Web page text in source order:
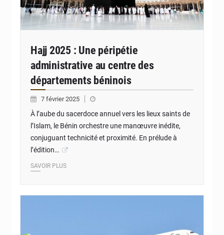
Hajj 2025 : Une péripétie
administrative au centre des
départements béninois
7 février 2025
À l’aube du sacerdoce annuel vers les lieux saints de
l’Islam, le Bénin orchestre une manœuvre inédite,
conjuguant technicité et proximité. En prélude à
l’édition…
SAVOIR PLUS